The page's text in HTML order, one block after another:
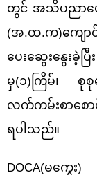
တွင် အသိပညာပေး
(အ.ထ.က)ကျေ
ပေးဆွေးနွေးခဲ့
မှ(၁)ကြိမ်၊ စုစုပ
လက်ကမ်းစာစော
ရပါသည်။
DOCA(မကွေး)